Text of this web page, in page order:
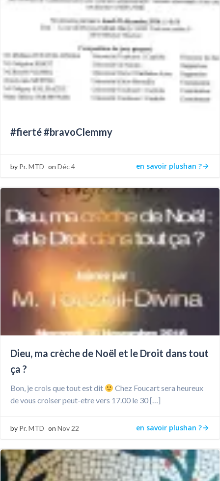
#fierté #bravoClemmy
by Pr. MTD on Déc 4 en savoir plushan ?
Dieu, ma crèche de Noël et le Droit dans tout
ça ?
Bon, je crois que tout est dit
Chez Foucart sera heureux
de vous croiser peut-etre vers 17.00 le 30 […]
by Pr. MTD on Nov 22 en savoir plushan ?